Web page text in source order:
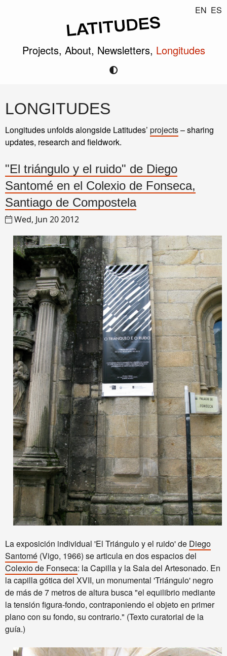
EN ES
Projects, About, Newsletters, Longitudes
LONGITUDES
Longitudes unfolds alongside Latitudes’ projects– sharing
updates, research and fieldwork.
"El triángulo y el ruido" de Diego
Santomé en el Colexio de Fonseca,
Santiago de Compostela
Wed, Jun 20 2012
La exposición individual 'El Triángulo y el ruido'de Diego
Santomé (Vigo, 1966) se articula en dos espacios del
Colexio de Fonseca: la Capilla y la Sala del Artesonado. En
la capilla gótica del XVII, un monumental 'Triángulo' negro
de más de 7 metros de altura busca "el equilibrio mediante
la tensión figura-fondo, contraponiendo el objeto en primer
plano con su fondo, su contrario." (Texto curatorial de la
guía.)